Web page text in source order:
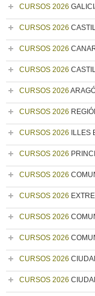
CURSOS 2026
CURSOS 2026
CURSOS 2026
CURSOS 2026
CURSOS 2026
CURSOS 2026
CURSOS 2026 ILLES
CURSOS 2026
CURSOS 2026
CURSOS 2026
CURSOS 2026
CURSOS 2026
CURSOS 2026
CURSOS 2026